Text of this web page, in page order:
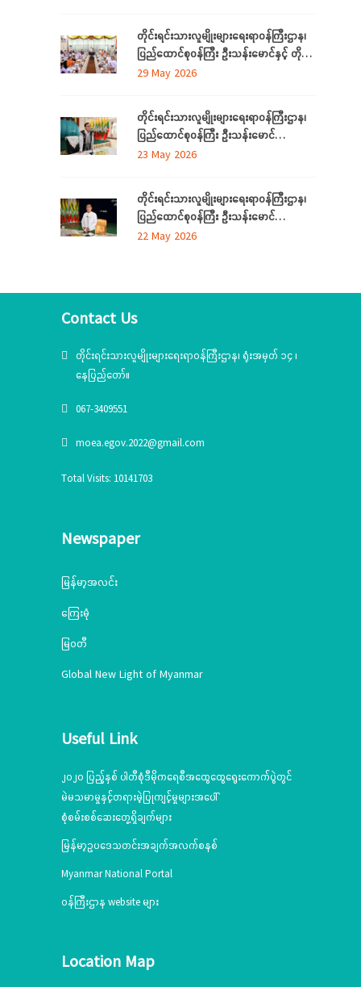
တိုင်းရင်းသားစာပေနှင့် ယဉ်ကျေးမှု
အသင်းအဖွဲ့ ကိုယ်စားလှယ်များအား တည်
ခင်းဧည့်ခံသည့် ဂုဏ်ပြုညစာစားပွဲသို့တက်
ရောက်
တိုင်းရင်းသားလူမျိုးများရေးရာဝန်ကြီးဌာန၊
ပြည်ထောင်စုဝန်ကြီး ဦးသန်းမောင်နှင့် တိုင်း
ဒေသကြီးနှင့်ပြည်နယ် တိုင်းရင်းသား
အစည်းအဝေး ကျင်းပ
29 May 2026
တိုင်းရင်းသားလူမျိုးများရေးရာဝန်ကြီးဌာန၊
ပြည်ထောင်စုဝန်ကြီး ဦးသန်းမောင်
ကရင်ပြည်နယ် အတွင်းရှိ တိုင်းရင်းသား
တွေ့ဆုံဆွေးနွေး၊ ဝန်ထမ်းများနှင့်တွေ့ဆုံအမှာ
စကားပြောကြား
23 May 2026
တိုင်းရင်းသားလူမျိုးများရေးရာဝန်ကြီးဌာန၊
ပြည်ထောင်စုဝန်ကြီး ဦးသန်းမောင်
မွန်ပြည်နယ် အတွင်းရှိ တိုင်းရင်းသားစာပေ
22 May 2026
Contact Us
တိုင်းရင်းသားလူမျိုးများရေးရာဝန်ကြီးဌာန၊ ရုံးအမှတ် ၁၄ ၊
နေပြည်တော်။
067-3409551
moea.egov.2022@gmail.com
Total Visits: 10141703
Newspaper
မြန်မာ့အလင်း
ကြေးမုံ
မြဝတီ
Global New Light of Myanmar
Useful Link
၂၀၂၀ ပြည့်နှစ် ပါတီစုံဒီမိုကရေစီအထွေထွေရွေးကောက်ပွဲတွင်
မဲမသမာမှုနှင့်တရားမဲ့ပြုကျင့်မှုများအပေါ်
စုံစမ်းစစ်ဆေးတွေ့ရှိချက်များ
မြန်မာ့ဥပဒေသတင်းအချက်အလက်စနစ်
Myanmar National Portal
ဝန်ကြီးဌာန website များ
Location Map